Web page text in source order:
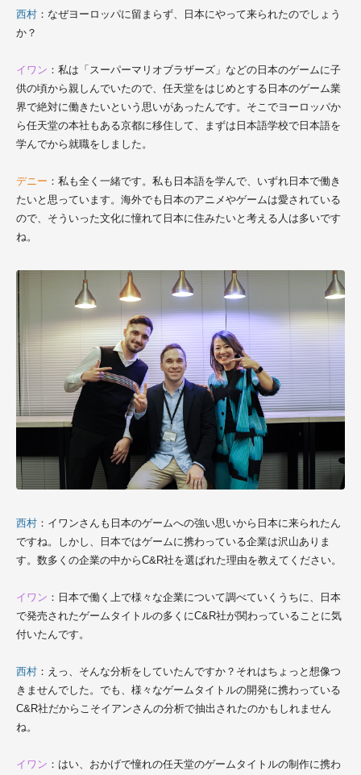
西村 ：なぜヨーロッパに留まらず、日本にやって来られたのでしょう
か？
イワン ：私は「スーパーマリオブラザーズ」などの日本のゲームに子
供の頃から親しんでいたので、任天堂をはじめとする日本のゲーム業
界で絶対に働きたいという思いがあったんです。そこでヨーロッパか
ら任天堂の本社もある京都に移住して、まずは日本語学校で日本語を
学んでから就職をしました。
デニー ：私も全く一緒です。私も日本語を学んで、いずれ日本で働き
たいと思っています。海外でも日本のアニメやゲームは愛されている
ので、そういった文化に憧れて日本に住みたいと考える人は多いです
ね。
西村 ：イワンさんも日本のゲームへの強い思いから日本に来られたん
ですね。しかし、日本ではゲームに携わっている企業は沢山ありま
す。数多くの企業の中からC&R社を選ばれた理由を教えてください。
イワン ：日本で働く上で様々な企業について調べていくうちに、日本
で発売されたゲームタイトルの多くにC&R社が関わっていることに気
付いたんです。
西村 ：えっ、そんな分析をしていたんですか？それはちょっと想像つ
きませんでした。でも、様々なゲームタイトルの開発に携わっている
C&R社だからこそイアンさんの分析で抽出されたのかもしれません
ね。
イワン ：はい、おかげで憧れの任天堂のゲームタイトルの制作に携わ